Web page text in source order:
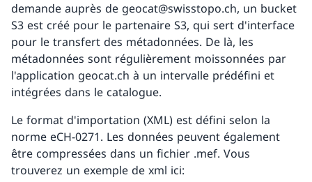
demande auprès de geocat@swisstopo.ch, un bucket
S3 est créé pour le partenaire S3, qui sert d'interface
pour le transfert des métadonnées. De là, les
métadonnées sont régulièrement moissonnées par
l'application geocat.ch à un intervalle prédéfini et
intégrées dans le catalogue.
Le format d'importation (XML) est défini selon la
norme eCH-0271. Les données peuvent également
être compressées dans un fichier .mef. Vous
trouverez un exemple de xml ici: